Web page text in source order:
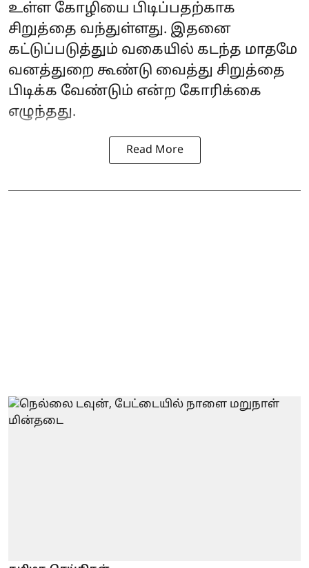
உள்ள கோழியை பிடிப்பதற்காக
சிறுத்தை வந்துள்ளது. இதனை
கட்டுப்படுத்தும் வகையில் கடந்த மாதமே
வனத்துறை கூண்டு வைத்து சிறுத்தை
பிடிக்க வேண்டும் என்ற கோரிக்கை
எழுந்தது.
Read More